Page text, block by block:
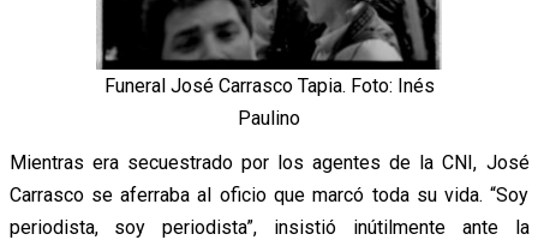
Funeral José Carrasco Tapia. Foto: Inés
Paulino
Mientras era secuestrado por los agentes de la CNI, José
Carrasco se aferraba al oficio que marcó toda su vida. “Soy
periodista, soy periodista”, insistió inútilmente ante la